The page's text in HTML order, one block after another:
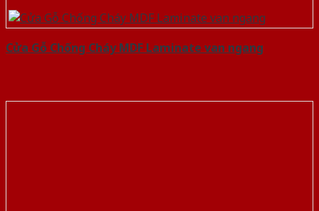
Cửa Gỗ Chống Cháy MDF Laminate van ngang